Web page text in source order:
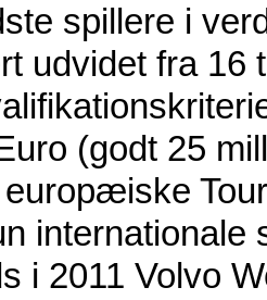
spillere i
udvidet fra 16
(godt 25
europæiske
i 2011 Volvo